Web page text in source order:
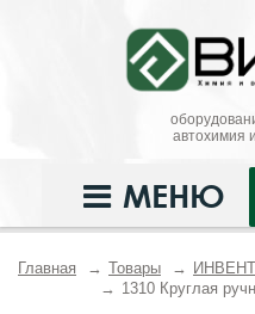
автохимия
МЕНЮ
Главная Товары
1310 Круглая